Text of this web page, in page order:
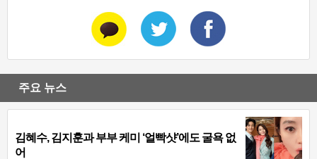
주요 뉴스
김혜수, 김지훈과 부부 케미 ‘얼빡샷’에도 굴욕 없
어